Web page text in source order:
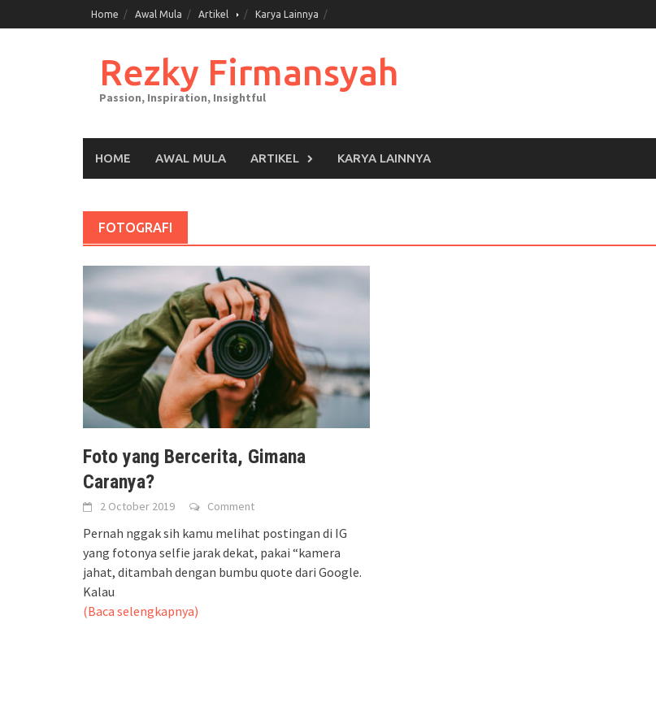
to
Home Awal Mula Artikel Karya Lainnya
Rezky Firmansyah
Passion, Inspiration, Insightful
HOME AWAL MULA ARTIKEL KARYA LAINNYA
FOTOGRAFI
Foto yang Bercerita, Gimana
Caranya?
2 October 2019 Comment
Pernah nggak sih kamu melihat postingan di IG
yang fotonya selfie jarak dekat, pakai “kamera
jahat, ditambah dengan bumbu quote dari Google.
Kalau
(Baca selengkapnya)